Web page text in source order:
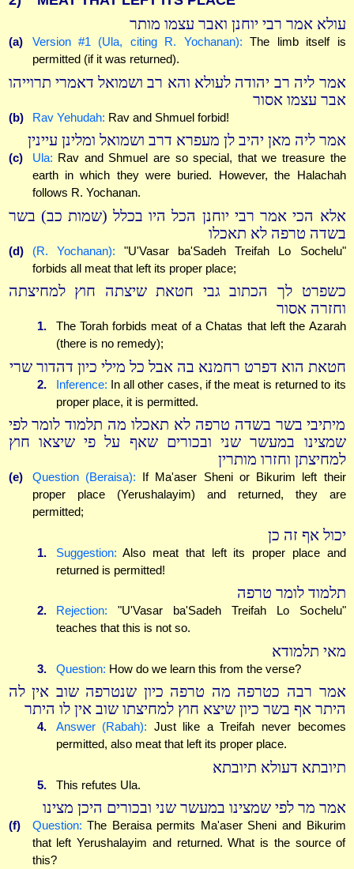
עולא אמר רבי יוחנן ואבר עצמו מותר
(a) Version #1 (Ula, citing R. Yochanan): The limb itself is
permitted (if it was returned).
אמר ליה רב יהודה לעולא והא רב ושמואל דאמרי תרוייהו
אבר עצמו אסור
(b) Rav Yehudah: Rav and Shmuel forbid!
אמר ליה מאן יהיב לן מעפרא דרב ושמואל ומלינן עיינין
(c) Ula: Rav and Shmuel are so special, that we treasure the
earth in which they were buried. However, the Halachah
follows R. Yochanan.
אלא הכי אמר רבי יוחנן הכל היו בכלל (שמות כב) בשר
בשדה טרפה לא תאכלו
(d) (R. Yochanan): "U'Vasar ba'Sadeh Treifah Lo Sochelu"
forbids all meat that left its proper place;
כשפרט לך הכתוב גבי חטאת שיצתה חוץ למחיצתה
וחזרה אסור
1.
The Torah forbids meat of a Chatas that left the Azarah
(there is no remedy);
חטאת הוא דפרט רחמנא בה אבל כל מילי כיון דהדור שרי
2. Inference: In all other cases, if the meat is returned to its
proper place, it is permitted.
מיתיבי בשר בשדה טרפה לא תאכלו מה תלמוד לומר לפי
שמצינו במעשר שני ובכורים שאף על פי שיצאו חוץ
למחיצתן וחזרו מותרין
(e) Question (Beraisa): If Ma'aser Sheni or Bikurim left their
proper place (Yerushalayim) and returned, they are
permitted;
יכול אף זה כן
1. Suggestion: Also meat that left its proper place and
returned is permitted!
תלמוד לומר טרפה
2. Rejection: "U'Vasar ba'Sadeh Treifah Lo Sochelu"
teaches that this is not so.
מאי תלמודא
3. Question: How do we learn this from the verse?
אמר רבה כטרפה מה טרפה כיון שנטרפה שוב אין לה
היתר אף בשר כיון שיצא חוץ למחיצתו שוב אין לו היתר
4. Answer (Rabah): Just like a Treifah never becomes
permitted, also meat that left its proper place.
תיובתא דעולא תיובתא
5. This refutes Ula.
אמר מר לפי שמצינו במעשר שני ובכורים היכן מצינו
(f) Question: The Beraisa permits Ma'aser Sheni and Bikurim
that left Yerushalayim and returned. What is the source of
this?